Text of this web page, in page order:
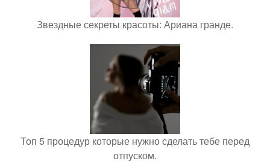
Звездные секреты красоты: Ариана гранде.
Топ 5 процедур которые нужно сделать тебе перед
отпуском.